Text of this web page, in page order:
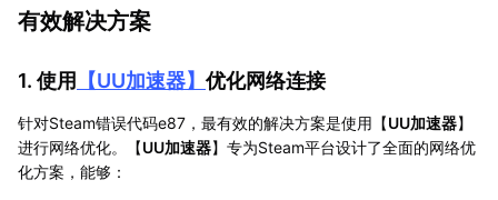
有效解决方案
1. 使用 【UU加速器】 优化网络连接
针对Steam错误代码e87，最有效的解决方案是使用【UU加速器】
进行网络优化。【UU加速器】专为Steam平台设计了全面的网络优
化方案，能够：